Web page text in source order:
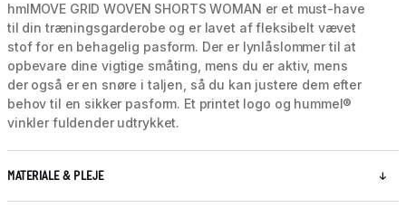
hmlMOVE GRID WOVEN SHORTS WOMAN er et must-have
til din træningsgarderobe og er lavet af fleksibelt vævet
stof for en behagelig pasform. Der er lynlåslommer til at
opbevare dine vigtige småting, mens du er aktiv, mens
der også er en snøre i taljen, så du kan justere dem efter
behov til en sikker pasform. Et printet logo og hummel®
vinkler fuldender udtrykket.
MATERIALE & PLEJE